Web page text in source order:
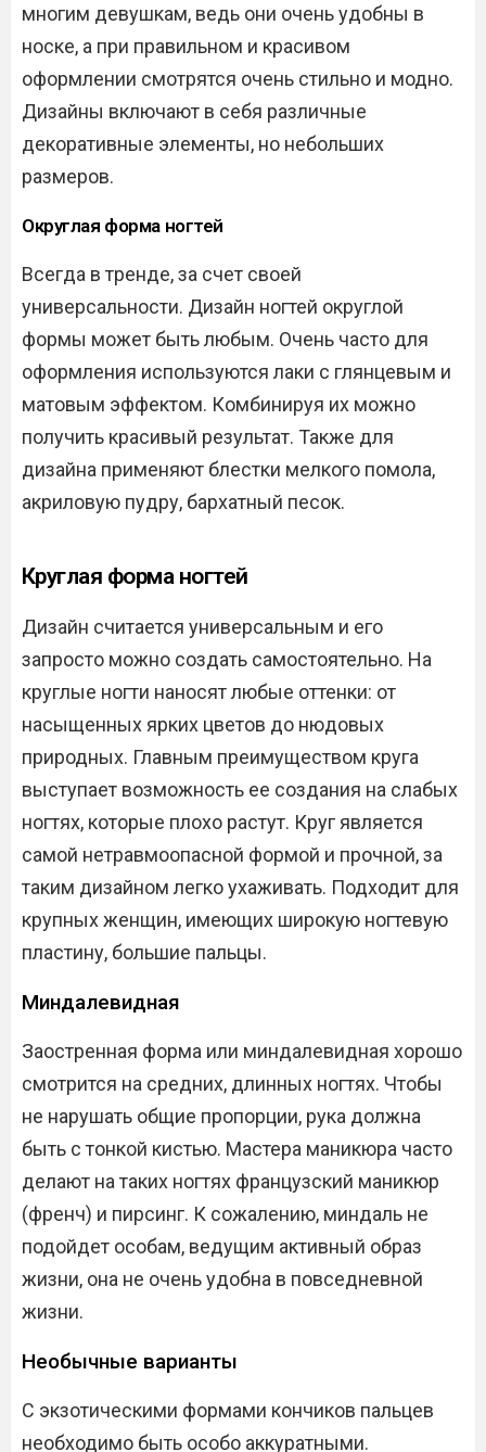
многим девушкам, ведь они очень удобны в
носке, а при правильном и красивом
оформлении смотрятся очень стильно и модно.
Дизайны включают в себя различные
декоративные элементы, но небольших
размеров.
Округлая форма ногтей
Всегда в тренде, за счет своей
универсальности. Дизайн ногтей округлой
формы может быть любым. Очень часто для
оформления используются лаки с глянцевым и
матовым эффектом. Комбинируя их можно
получить красивый результат. Также для
дизайна применяют блестки мелкого помола,
акриловую пудру, бархатный песок.
Круглая форма ногтей
Дизайн считается универсальным и его
запросто можно создать самостоятельно. На
круглые ногти наносят любые оттенки: от
насыщенных ярких цветов до нюдовых
природных. Главным преимуществом круга
выступает возможность ее создания на слабых
ногтях, которые плохо растут. Круг является
самой нетравмоопасной формой и прочной, за
таким дизайном легко ухаживать. Подходит для
крупных женщин, имеющих широкую ногтевую
пластину, большие пальцы.
Миндалевидная
Заостренная форма или миндалевидная хорошо
смотрится на средних, длинных ногтях. Чтобы
не нарушать общие пропорции, рука должна
быть с тонкой кистью. Мастера маникюра часто
делают на таких ногтях французский маникюр
(френч) и пирсинг. К сожалению, миндаль не
подойдет особам, ведущим активный образ
жизни, она не очень удобна в повседневной
жизни.
Необычные варианты
С экзотическими формами кончиков пальцев
необходимо быть особо аккуратными.